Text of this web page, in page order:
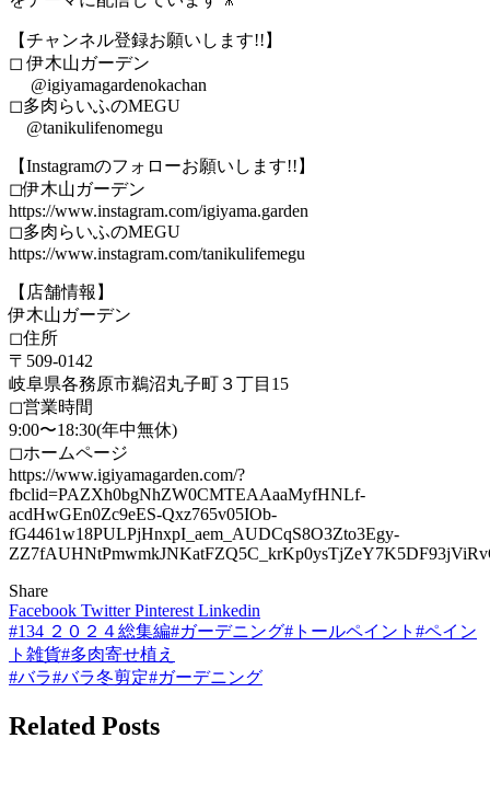
【チャンネル登録お願いします!!】
◻︎ 伊木山ガーデン
​⁠ ​⁠​⁠​⁠​⁠​⁠​⁠ ​⁠ ​⁠ ​⁠ @igiyamagardenokachan
◻︎多肉らいふのMEGU
​⁠ ​⁠​⁠​⁠​⁠​​⁠​⁠ ​⁠ ​⁠ @tanikulifenomegu
【Instagramのフォローお願いします!!】
◻︎伊木山ガーデン
https://www.instagram.com/igiyama.garden
◻︎多肉らいふのMEGU
https://www.instagram.com/tanikulifemegu
【店舗情報】
伊木山ガーデン
◻︎住所
〒509-0142
岐阜県各務原市鵜沼丸子町３丁目15
◻︎営業時間
9:00〜18:30(年中無休)
◻︎ホームページ
https://www.igiyamagarden.com/?
fbclid=PAZXh0bgNhZW0CMTEAAaaMyfHNLf-
acdHwGEn0Zc9eES-Qxz765v05IOb-
fG4461w18PULPjHnxpI_aem_AUDCqS8O3Zto3Egy-
Share
Facebook TwitterPinterest Linkedin
投
稿
ビ
#134 ２０２４総集編#ガーデニング#トールペイント#ペイン
ト雑貨#多肉寄せ植え
#バラ#バラ冬剪定#ガーデニング
Related Posts